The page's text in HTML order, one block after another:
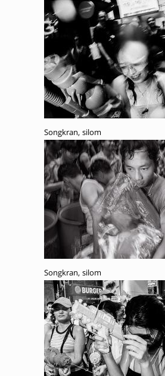
Songkran, silom
Songkran, silom